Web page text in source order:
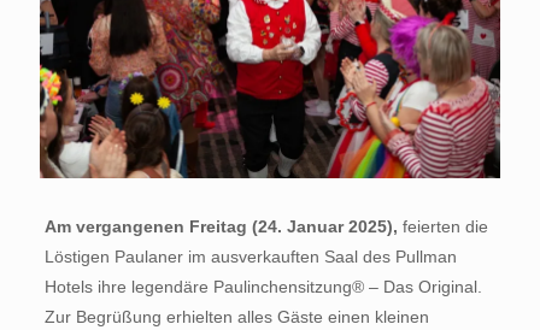
Am vergangenen Freitag (24. Januar 2025), feierten die
Löstigen Paulaner im ausverkauften Saal des Pullman
Hotels ihre legendäre Paulinchensitzung® – Das Original.
Zur Begrüßung erhielten alles Gäste einen kleinen